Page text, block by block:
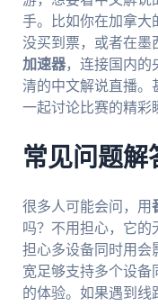
手。比如你在加拿大
没买到票，或者在墨
加速器，连接国内的
清的中文解说直播。
一起讨论比赛的精彩
常见问题解
很多人可能会问，用
吗？不用担心，它的
担心多设备同时用会
宽足够支持多个设备
的体验。如果遇到线